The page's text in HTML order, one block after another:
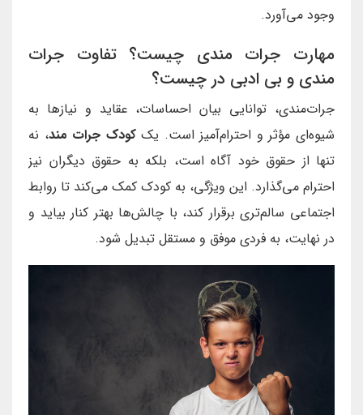
وجود می‌آورد.
مهارت جرات مندی چیست؟ تفاوت جرات
مندی و بی ادبی در چیست؟
جرات‌مندی، توانایی بیان احساسات، عقاید و نیازها به
شیوه‌ای مؤثر و احترام‌آمیز است. یککودک جرات مند، نه
تنها از حقوق خود آگاه است، بلکه به حقوق دیگران نیز
احترام می‌گذارد. این ویژگی، به کودک کمک می‌کند تا روابط
اجتماعی سالم‌تری برقرار کند، با چالش‌ها بهتر کنار بیاید و
در نهایت، به فردی موفق و مستقل تبدیل شود.